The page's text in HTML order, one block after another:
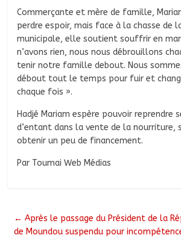
Commerçante et mère de famille,
perdre espoir, mais face à la chasse de
municipale, elle soutient souffrir en
n’avons rien, nous nous débrouillons
tenir notre famille debout. Nous
débout tout le temps pour fuir et
chaque fois ».
Hadjé Mariam espère pouvoir reprendre
d’entant dans la vente de la nourriture,
obtenir un peu de financement.
Par Toumai Web Médias
← Après le passage du Président de la
de Moundou suspendu pour